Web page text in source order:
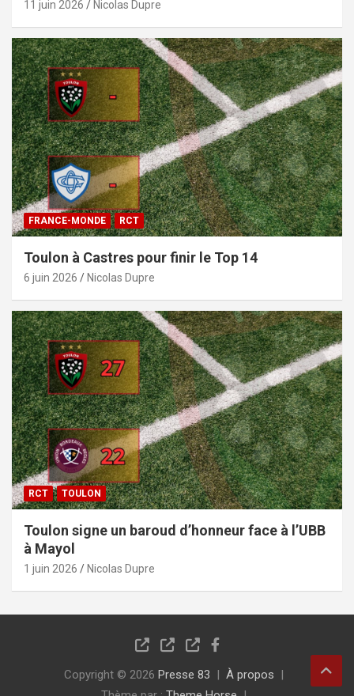
11 juin 2026 Nicolas Dupre
FRANCE-MONDE RCT
Toulon à Castres pour finir le Top 14
6 juin 2026 Nicolas Dupre
RCT TOULON
Toulon signe un baroud d’honneur face à l’UBB
à Mayol
1 juin 2026 Nicolas Dupre
Copyright © 2026 Presse 83
À propos